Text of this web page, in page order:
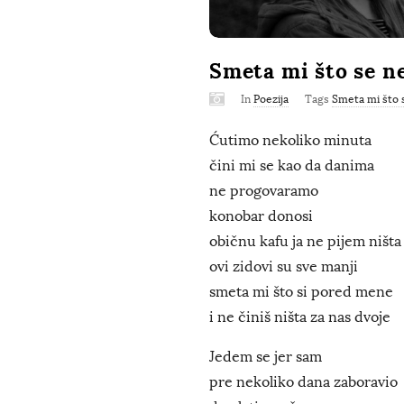
Smeta mi što se
In Poezija Tags Smeta mi što
Ćutimo nekoliko minuta
čini mi se kao da danima
ne progovaramo
konobar donosi
običnu kafu ja ne pijem ništa
ovi zidovi su sve manji
smeta mi što si pored mene
i ne činiš ništa za nas dvoje
Jedem se jer sam
pre nekoliko dana zaboravio